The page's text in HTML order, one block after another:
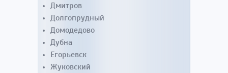
Дмитров
Долгопрудный
Домодедово
Дубна
Егорьевск
Жуковский